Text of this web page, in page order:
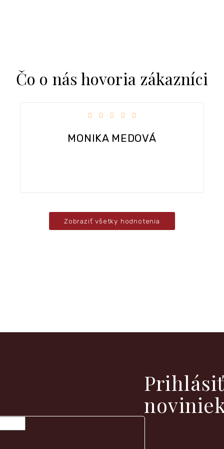
Čo o nás hovoria zákazníci
5 hviezdičiek. Hodnotenie obchodu je 5 z 5
Dobra komunikacia, rychle dodanie
Zobraziť všetky hodnotenia